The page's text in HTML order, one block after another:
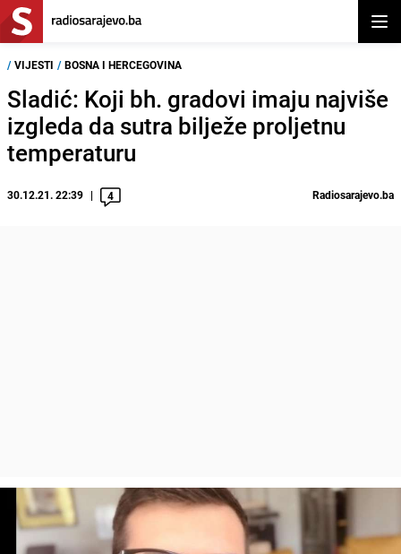
/ VIJESTI / BOSNA I HERCEGOVINA
Sladić: Koji bh. gradovi imaju najviše
izgleda da sutra bilježe proljetnu
temperaturu
30.12.21. 22:39 4 Radiosarajevo.ba